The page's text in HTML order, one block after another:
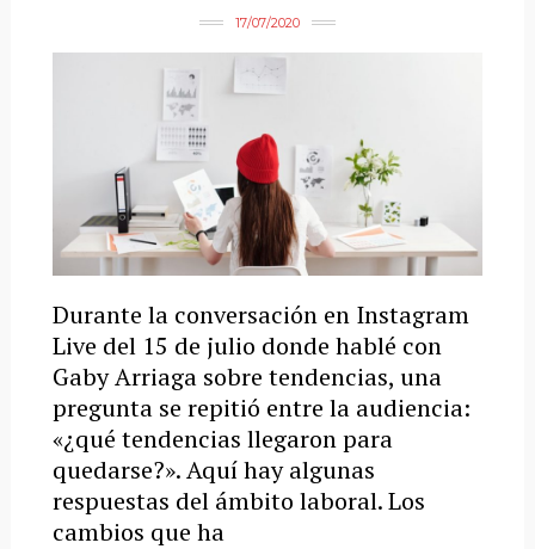
17/07/2020
Durante la conversación en Instagram
Live del 15 de julio donde hablé con
Gaby Arriaga sobre tendencias, una
pregunta se repitió entre la audiencia:
«¿qué tendencias llegaron para
quedarse?». Aquí hay algunas
respuestas del ámbito laboral. Los
cambios que ha